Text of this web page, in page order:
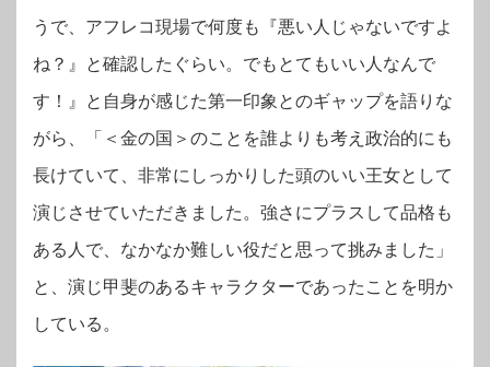
うで、アフレコ現場で何度も『悪い人じゃないですよ
ね？』と確認したぐらい。でもとてもいい人なんで
す！』と自身が感じた第一印象とのギャップを語りな
がら、「＜金の国＞のことを誰よりも考え政治的にも
長けていて、非常にしっかりした頭のいい王女として
演じさせていただきました。強さにプラスして品格も
ある人で、なかなか難しい役だと思って挑みました」
と、演じ甲斐のあるキャラクターであったことを明か
している。